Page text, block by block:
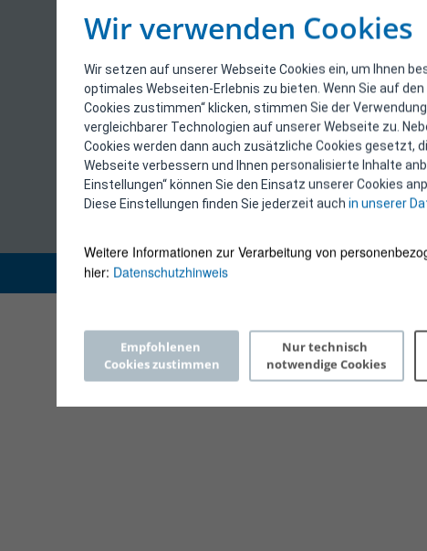
Wir verwenden Cookies
Wir setzen auf unserer Webseite Cookies ein, um Ihnen
optimales Webseiten-Erlebnis zu bieten. Wenn Sie auf
Cookies zustimmen“ klicken, stimmen Sie der
vergleichbarer Technologien auf unserer Webseite zu.
Cookies werden dann auch zusätzliche Cookies gesetzt,
Webseite verbessern und Ihnen personalisierte Inhalte
Einstellungen“ können Sie den Einsatz unserer Cookies
Diese Einstellungen finden Sie jederzeit auch in unserer
Weitere Informationen zur Verarbeitung von
hier: Datenschutzhinweis
Empfohlenen
Cookies zustimmen
Nur technisch
notwendige Cookies